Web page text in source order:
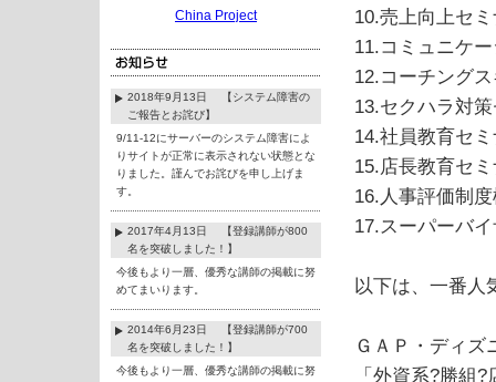
China Project
2018年9月13日 【システム障害の
ご報告とお詫び】
9/11-12にサーバーのシステム障害によ
りサイトが正常に表示されない状態とな
りました。謹んでお詫びを申し上げま
す。
2017年4月13日 【登録講師が800
名を突破しました！】
今後もより一層、優秀な講師の掲載に努
めてまいります。
2014年6月23日 【登録講師が700
名を突破しました！】
今後もより一層、優秀な講師の掲載に努
10.売上向上セ
11.コミュニケ
12.コーチング
13.セクハラ対
14.社員教育セ
15.店長教育セ
16.人事評価制
17.スーパーバ
以下は、一番人
ＧＡＰ・ディズ
「外資系?勝組